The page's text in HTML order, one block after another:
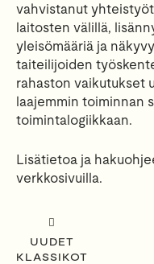
vahvistanut
laitosten välillä,
yleisömääriä ja
taiteilijoiden
rahaston vaikutukset
laajemmin toiminnan
toimintalogiikkaan.
Lisätietoa ja
verkkosivuilla.
UUDET
KLASSIKOT